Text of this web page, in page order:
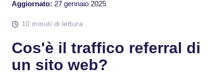
Aggiornato: 27 gennaio 2025
10 minuti di lettura
Cos'è il traffico referral di
un sito web?